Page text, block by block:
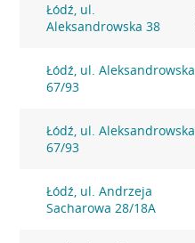
Łódź, ul.
Aleksandrowska 38
Łódź, ul. Aleksandrowska
67/93
Łódź, ul. Aleksandrowska
67/93
Łódź, ul. Andrzeja
Sacharowa 28/18A